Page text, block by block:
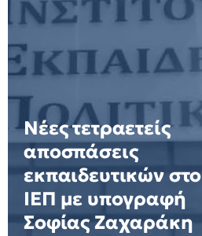
Νέες τετραετείς
αποσπάσεις
εκπαιδευτικών στο
ΙΕΠ με υπογραφή
Σοφίας Ζαχαράκη